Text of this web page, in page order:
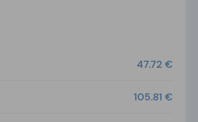
47.72 €
105.81 €